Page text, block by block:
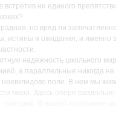
встретив ни единого
но вряд ли
истины и ожидания, и именно
надежность школьного
а параллельные никогда
неевклидово поле. В нем мы
мира. Здесь опере